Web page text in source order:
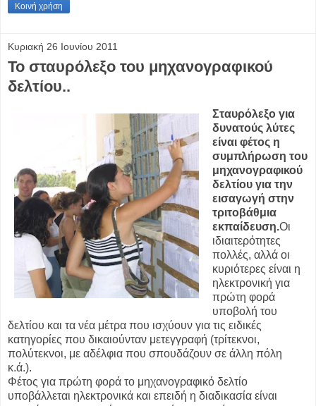
Κοινή χρήση
Κυριακή 26 Ιουνίου 2011
Το σταυρόλεξο του μηχανογραφικού
δελτίου..
Σταυρόλεξο για
δυνατούς λύτες
είναι φέτος η
συμπλήρωση του
μηχανογραφικού
δελτίου για την
εισαγωγή στην
τριτοβάθμια
εκπαίδευση.Οι
ιδιαιτερότητες
πολλές, αλλά οι
κυριότερες είναι η
ηλεκτρονική για
πρώτη φορά
υποβολή του
δελτίου και τα νέα μέτρα που ισχύουν για τις ειδικές
κατηγορίες που δικαιούνταν μετεγγραφή (τρίτεκνοι,
πολύτεκνοι, με αδέλφια που σπουδάζουν σε άλλη πόλη
κ.ά.).
Φέτος για πρώτη φορά το μηχανογραφικό δελτίο
υποβάλλεται ηλεκτρονικά και επειδή η διαδικασία είναι